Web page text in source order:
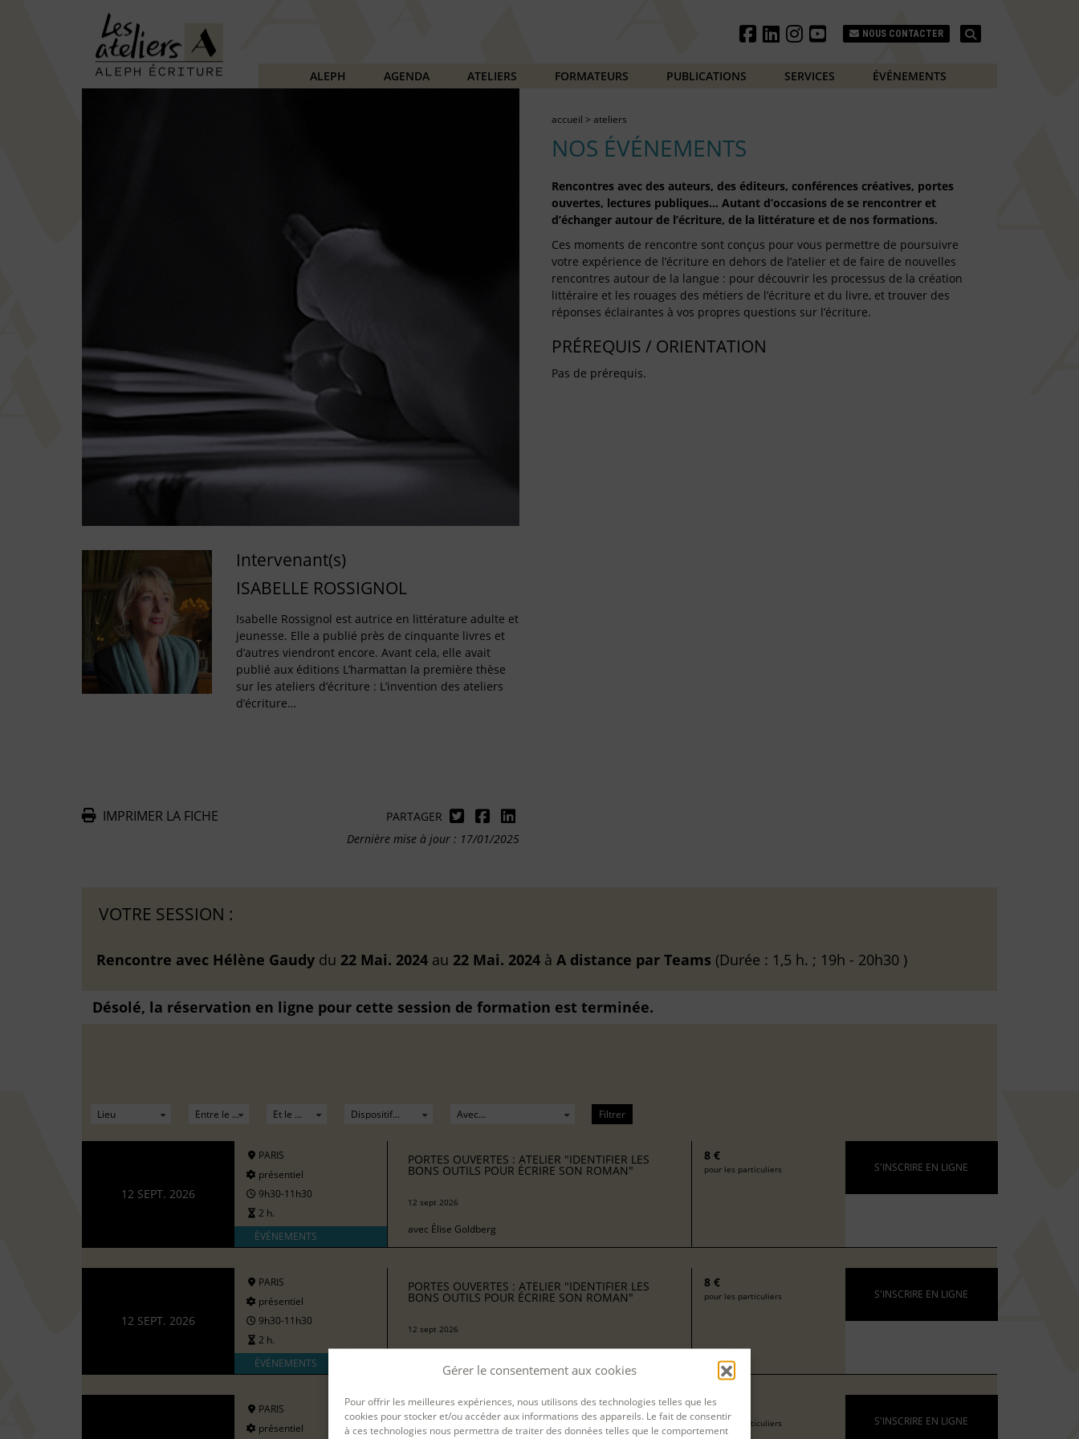
Gérer le consentement aux cookies
Pour offrir les meilleures expériences, nous utilisons des technologies telles que les
cookies pour stocker et/ou accéder aux informations des appareils. Le fait de consentir
à ces technologies nous permettra de traiter des données telles que le comportement
NOUS CONTACTER
ALEPH AGENDA ATELIERS FORMATEURS PUBLICATIONS SERVICES ÉVÉNEMENTS
Intervenant(s)
ISABELLE ROSSIGNOL
Isabelle Rossignol est autrice en littérature adulte et
jeunesse. Elle a publié près de cinquante livres et
d’autres viendront encore. Avant cela, elle avait
publié aux éditions L’harmattan la première thèse
sur les ateliers d’écriture : L’invention des ateliers
d’écriture…
IMPRIMER LA FICHE
PARTAGER
Dernière mise à jour : 17/01/2025
accueil > ateliers
NOS ÉVÉNEMENTS
Rencontres avec des auteurs, des éditeurs, conférences créatives, portes
ouvertes, lectures publiques… Autant d’occasions de se rencontrer et
d’échanger autour de l’écriture, de la littérature et de nos formations.
Ces moments de rencontre sont conçus pour vous permettre de poursuivre
votre expérience de l’écriture en dehors de l’atelier et de faire de nouvelles
rencontres autour de la langue : pour découvrir les processus de la création
littéraire et les rouages des métiers de l’écriture et du livre, et trouver des
réponses éclairantes à vos propres questions sur l’écriture.
PRÉREQUIS / ORIENTATION
Pas de prérequis.
VOTRE SESSION :
Rencontre avec Hélène Gaudy du 22 Mai. 2024 au 22 Mai. 2024 à A distance par Teams (Durée : 1,5 h. ; 19h - 20h30 )
Désolé, la réservation en ligne pour cette session de formation est terminée.
Filtrer
12 SEPT. 2026
PARIS
présentiel
9h30-11h30
2 h.
ÉVÉNEMENTS
PORTES OUVERTES : ATELIER "IDENTIFIER LES
BONS OUTILS POUR ÉCRIRE SON ROMAN"
12 sept 2026
avec Élise Goldberg
8 €
pour les particuliers S'INSCRIRE EN LIGNE
12 SEPT. 2026
PARIS
présentiel
9h30-11h30
2 h.
ÉVÉNEMENTS
PORTES OUVERTES : ATELIER "IDENTIFIER LES
BONS OUTILS POUR ÉCRIRE SON ROMAN"
12 sept 2026
8 €
pour les particuliers S'INSCRIRE EN LIGNE
PARIS
présentiel
PORTES OUVERTES : ATELIER "SE LANCER DANS
L'ÉCRITURE DE NOUVELLES"
8 €
pour les particuliers S'INSCRIRE EN LIGNE